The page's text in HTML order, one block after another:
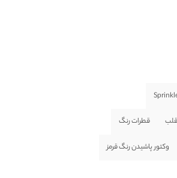
قطرات رنگ
وکتور پاشیدن رنگ قرمز